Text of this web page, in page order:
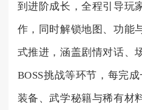
到进阶成长，全程引导玩
作，同时解锁地图、功能
式推进，涵盖剧情对话、
BOSS挑战等环节，每完
装备、武学秘籍与稀有材